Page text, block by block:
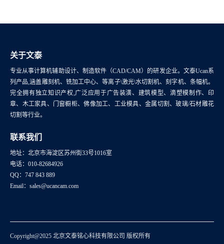
关于文泰
专业从事计算机辅助设计、制造软件（CAD/CAM）的研发企业。文泰Ucan系
列产品,涵盖雕刻机、铣加工中心、等离子\激光\水切割机、刻字机、条幅机。
完全拥有独立知识产权,广泛应用于广告装潢、建筑模型、滴塑模制作、印
章、木工家具、门窗橱柜、佛像加工、工业模具、金属切割、玻璃/石材雕花
切割等行业。
联系我们
地址：北京市海淀区苏州街33号1016室
电话：010-82684926
QQ：747 843 889
Email：sales@ucancam.com
Copyright@2025 北京文泰铭心科技有限公司 版权所有